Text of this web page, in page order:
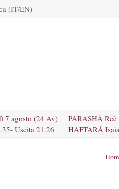
(IT/EN)
7 agosto (24 Av)
Uscita 21.26
PARASHÀ
HAFTARÀ